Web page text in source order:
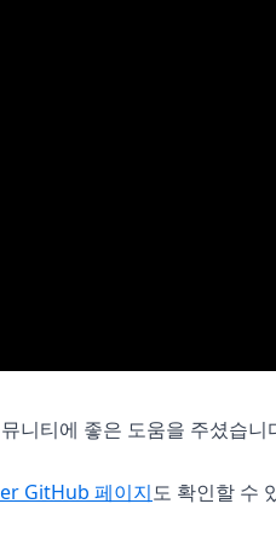
니티에 좋은 도움을 주셨습니
GitHub 페이지 (opens in a
도 확인할 수